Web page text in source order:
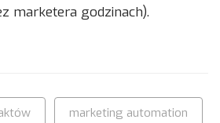
marketera godzinach).
marketing automation